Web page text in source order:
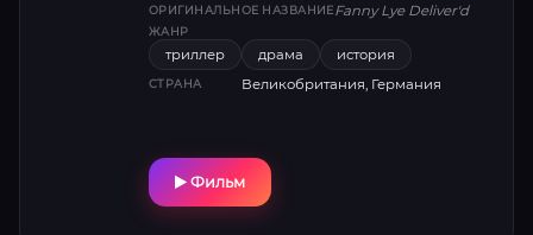
ОРИГИНАЛЬНОЕ НАЗВАНИЕFanny Lye Deliver'd
ЖАНР
триллер драма история
СТРАНА Великобритания, Германия
Фильм